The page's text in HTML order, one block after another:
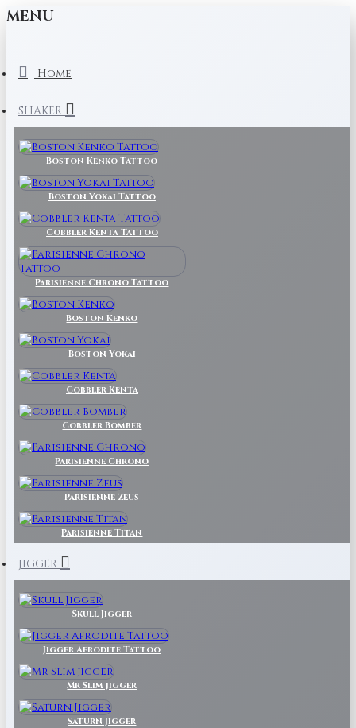
MENU
Home
SHAKER
Boston Kenko Tattoo
Boston Yokai Tattoo
Cobbler Kenta Tattoo
Parisienne Chrono Tattoo
Boston Kenko
Boston Yokai
Cobbler Kenta
Cobbler Bomber
Parisienne Chrono
Parisienne Zeus
Parisienne Titan
JIGGER
Skull Jigger
Jigger Afrodite Tattoo
Mr Slim jigger
Saturn Jigger